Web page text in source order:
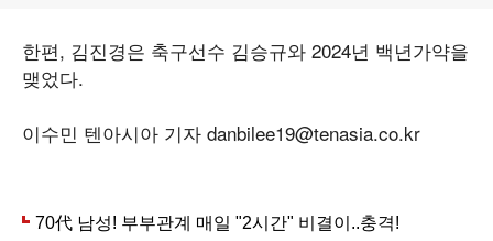
한편, 김진경은 축구선수 김승규와 2024년 백년가약을
맺었다.
이수민 텐아시아 기자 danbilee19@tenasia.co.kr